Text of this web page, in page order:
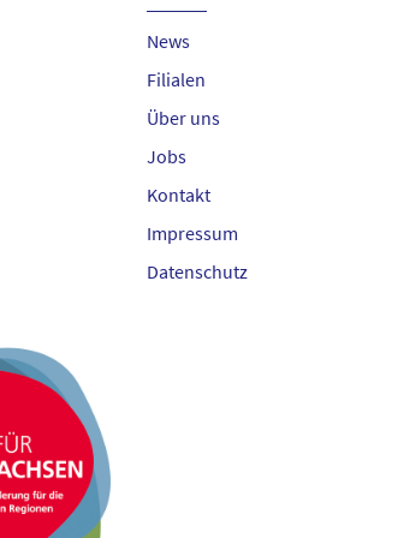
Schuhfachmarkt Höber
Bad Bevensen
29549 Bad Bevensen
+49 (5821) 42430
info@hoeber-schuhe.de
News
Filialen
Über uns
Jobs
Kontakt
Impressum
Datenschutz